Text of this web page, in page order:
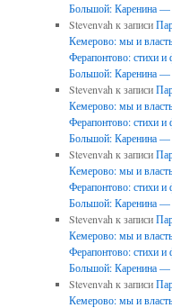
Большой: Каренина —
Stevenvah к записи
Кемерово: мы и
Ферапонтово: стихи и
Большой: Каренина —
Stevenvah к записи
Кемерово: мы и
Ферапонтово: стихи и
Большой: Каренина —
Stevenvah к записи
Кемерово: мы и
Ферапонтово: стихи и
Большой: Каренина —
Stevenvah к записи
Кемерово: мы и
Ферапонтово: стихи и
Большой: Каренина —
Stevenvah к записи
Кемерово: мы и